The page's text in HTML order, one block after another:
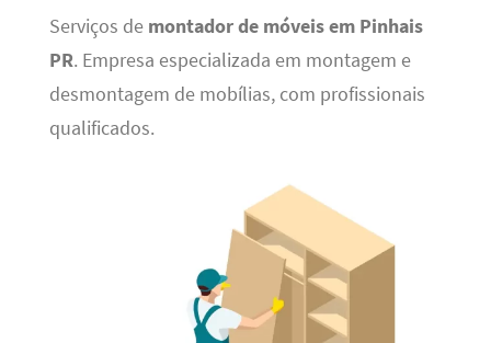
Serviços de montador de móveis em Pinhais
PR. Empresa especializada em montagem e
desmontagem de mobílias, com profissionais
qualificados.